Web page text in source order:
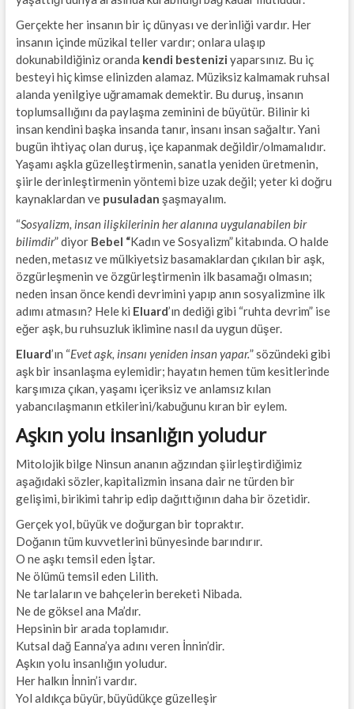
Gerçekte her insanın bir iç dünyası ve derinliği vardır. Her
insanın içinde müzikal teller vardır; onlara ulaşıp
dokunabildiğiniz oranda kendi bestenizi yaparsınız. Bu iç
besteyi hiç kimse elinizden alamaz. Müziksiz kalmamak ruhsal
alanda yenilgiye uğramamak demektir. Bu duruş, insanın
toplumsallığını da paylaşma zeminini de büyütür. Bilinir ki
insan kendini başka insanda tanır, insanı insan sağaltır. Yani
bugün ihtiyaç olan duruş, içe kapanmak değildir/olmamalıdır.
Yaşamı aşkla güzelleştirmenin, sanatla yeniden üretmenin,
şiirle derinleştirmenin yöntemi bize uzak değil; yeter ki doğru
kaynaklardan ve pusuladan şaşmayalım.
“Sosyalizm, insan ilişkilerinin her alanına uygulanabilen bir
bilimdir” diyor Bebel “Kadın ve Sosyalizm” kitabında. O halde
neden, metasız ve mülkiyetsiz basamaklardan çıkılan bir aşk,
özgürleşmenin ve özgürleştirmenin ilk basamağı olmasın;
neden insan önce kendi devrimini yapıp anın sosyalizmine ilk
adımı atmasın? Hele ki Eluard’ın dediği gibi “ruhta devrim” ise
eğer aşk, bu ruhsuzluk iklimine nasıl da uygun düşer.
Eluard’ın “Evet aşk, insanı yeniden insan yapar.” sözündeki gibi
aşk bir insanlaşma eylemidir; hayatın hemen tüm kesitlerinde
karşımıza çıkan, yaşamı içeriksiz ve anlamsız kılan
yabancılaşmanın etkilerini/kabuğunu kıran bir eylem.
Aşkın yolu insanlığın yoludur
Mitolojik bilge Ninsun ananın ağzından şiirleştirdiğimiz
aşağıdaki sözler, kapitalizmin insana dair ne türden bir
gelişimi, birikimi tahrip edip dağıttığının daha bir özetidir.
Gerçek yol, büyük ve doğurgan bir topraktır.
Doğanın tüm kuvvetlerini bünyesinde barındırır.
O ne aşkı temsil eden İştar.
Ne ölümü temsil eden Lilith.
Ne tarlaların ve bahçelerin bereketi Nibada.
Ne de göksel ana Ma’dır.
Hepsinin bir arada toplamıdır.
Kutsal dağ Eanna’ya adını veren İnnin’dir.
Aşkın yolu insanlığın yoludur.
Her halkın İnnin’i vardır.
Yol aldıkça büyür, büyüdükçe güzelleşir